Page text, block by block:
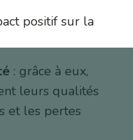
positif sur la
: grâce à eux,
leurs qualités
et les pertes